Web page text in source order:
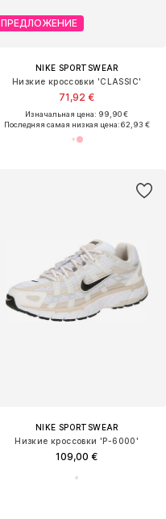
ПРЕДЛОЖЕНИЕ
NIKE SPORTSWEAR
Низкие кроссовки 'CLASSIC'
71,92 €
Изначальная цена: 99,90 €
Последняя самая низкая цена:62,93 €
NIKE SPORTSWEAR
Низкие кроссовки 'P-6000'
109,00 €